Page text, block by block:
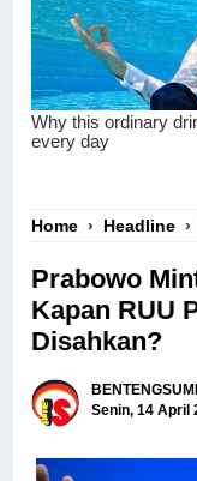
Home › Headline ›
Prabowo
Kapan RUU
Disahkan?
Senin, 14 April